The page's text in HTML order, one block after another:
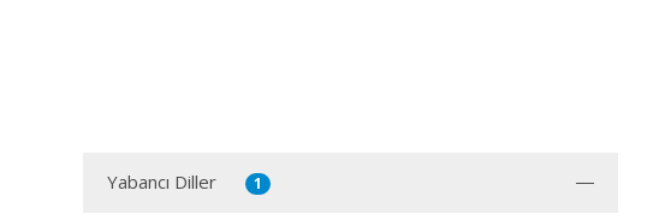
Yabancı Diller 1